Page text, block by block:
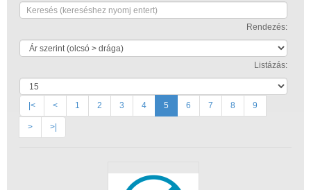
Rendezés:
Listázás:
|< < 1 2 3 4 5 6 7 8 9
> >|